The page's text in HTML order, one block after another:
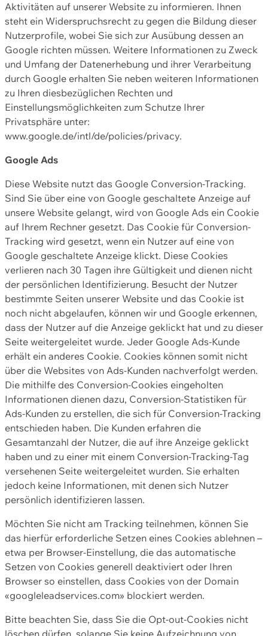
Aktivitäten auf unserer Website zu informieren. Ihnen
steht ein Widerspruchsrecht zu gegen die Bildung dieser
Nutzerprofile, wobei Sie sich zur Ausübung dessen an
Google richten müssen. Weitere Informationen zu Zweck
und Umfang der Datenerhebung und ihrer Verarbeitung
durch Google erhalten Sie neben weiteren Informationen
zu Ihren diesbezüglichen Rechten und
Einstellungsmöglichkeiten zum Schutze Ihrer
Privatsphäre unter:
www.google.de/intl/de/policies/privacy.
Google Ads
Diese Website nutzt das Google Conversion-Tracking.
Sind Sie über eine von Google geschaltete Anzeige auf
unsere Website gelangt, wird von Google Ads ein Cookie
auf Ihrem Rechner gesetzt. Das Cookie für Conversion-
Tracking wird gesetzt, wenn ein Nutzer auf eine von
Google geschaltete Anzeige klickt. Diese Cookies
verlieren nach 30 Tagen ihre Gültigkeit und dienen nicht
der persönlichen Identifizierung. Besucht der Nutzer
bestimmte Seiten unserer Website und das Cookie ist
noch nicht abgelaufen, können wir und Google erkennen,
dass der Nutzer auf die Anzeige geklickt hat und zu dieser
Seite weitergeleitet wurde. Jeder Google Ads-Kunde
erhält ein anderes Cookie. Cookies können somit nicht
über die Websites von Ads-Kunden nachverfolgt werden.
Die mithilfe des Conversion-Cookies eingeholten
Informationen dienen dazu, Conversion-Statistiken für
Ads-Kunden zu erstellen, die sich für Conversion-Tracking
entschieden haben. Die Kunden erfahren die
Gesamtanzahl der Nutzer, die auf ihre Anzeige geklickt
haben und zu einer mit einem Conversion-Tracking-Tag
versehenen Seite weitergeleitet wurden. Sie erhalten
jedoch keine Informationen, mit denen sich Nutzer
persönlich identifizieren lassen.
Möchten Sie nicht am Tracking teilnehmen, können Sie
das hierfür erforderliche Setzen eines Cookies ablehnen –
etwa per Browser-Einstellung, die das automatische
Setzen von Cookies generell deaktiviert oder Ihren
Browser so einstellen, dass Cookies von der Domain
«googleleadservices.com» blockiert werden.
Bitte beachten Sie, dass Sie die Opt-out-Cookies nicht